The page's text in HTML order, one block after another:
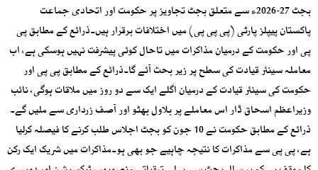
بجٹ 27-2026ء سے متعلق بجٹ تجاویز پر حکومت اور اتحادی جماعت
پاکستان پیپلز پارٹی (پی پی پی) میں اختلافات برقرار ہیں۔ذرائع کے مطابق پی
پی اور حکومت کے درمیان مذاکرات میں تاحال کوئی پیشرفت نہیں ہوسکی ہے، اب
معاملہ سینئر قیادت کی سطح پر زیر بحث آئے گا۔ذرائع کے مطابق پی پی اور
حکومت کی سینئر قیادت کے درمیان اگلے ایک سے دو روز میں ملاقات ہوگی، نائب
وزیراعظم اسحاق ڈار اس معاملے پر بلاول بھٹو اور آصف زرداری سے ملیں گے۔
ذرائع کے مطابق حکومت نے 10 جون کو بجٹ اجلاس طلب کرنے کا فیصلہ کرلیا
ہے، پی پی سے مذاکرات کا نتیجہ چاہیے جو بھی ہو۔مذاکرات میں شریک ایک رکن